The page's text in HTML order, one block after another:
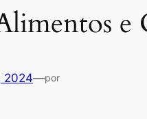
e
2024—por